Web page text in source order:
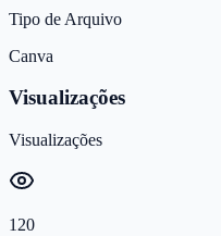
Tipo de Arquivo
Canva
Visualizações
Visualizações
120